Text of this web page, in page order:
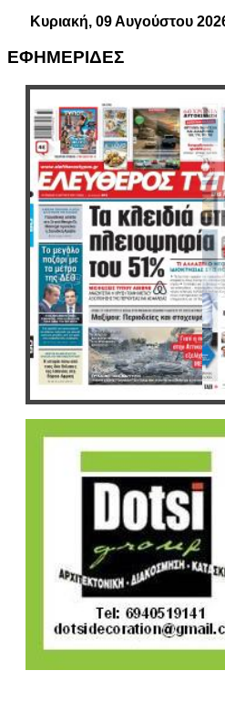
Κυριακή, 09 Αυγούστου
ΕΦΗΜΕΡΙΔΕΣ